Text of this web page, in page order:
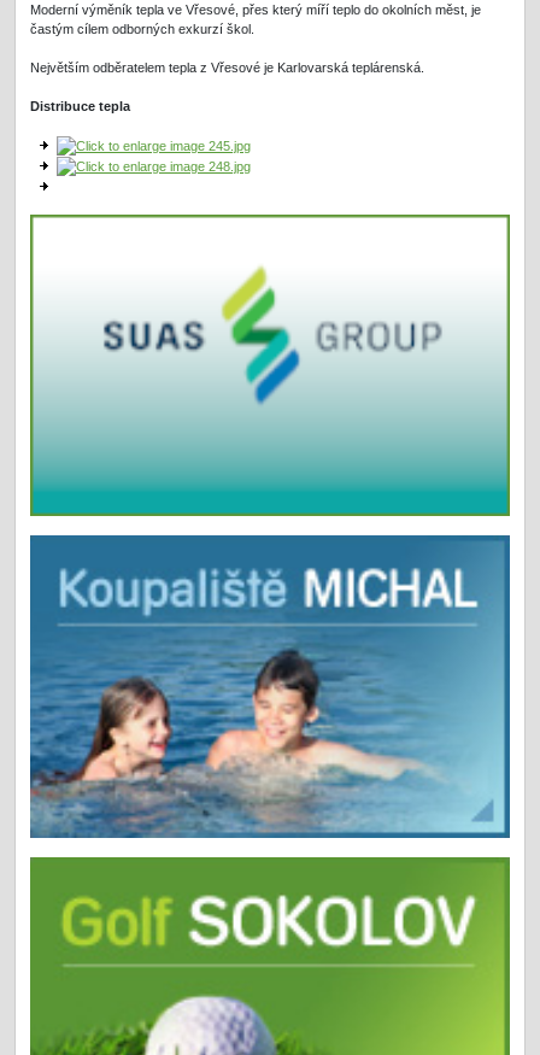
Moderní výměník tepla ve Vřesové, přes který míří teplo do okolních měst, je
častým cílem odborných exkurzí škol.
Největším odběratelem tepla z Vřesové je Karlovarská teplárenská.
Distribuce tepla